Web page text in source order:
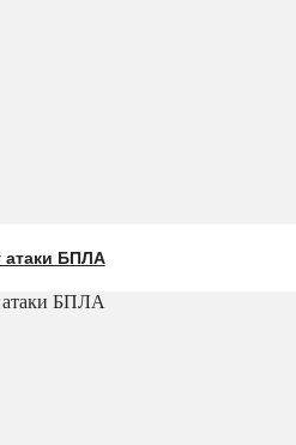
атаки БПЛА